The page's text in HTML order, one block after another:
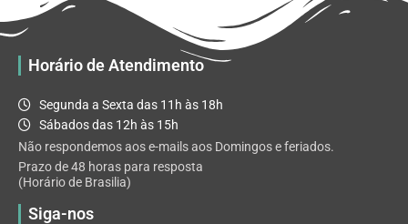
Horário de Atendimento
Segunda a Sexta das 11h às 18h
Sábados das 12h às 15h
Não respondemos aos e-mails aos Domingos e feriados.
Prazo de 48 horas para resposta
(Horário de Brasilia)
Siga-nos